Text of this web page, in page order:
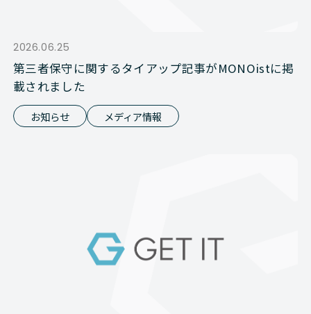
2026.06.25
第三者保守に関するタイアップ記事がMONOistに掲
載されました
お知らせ メディア情報